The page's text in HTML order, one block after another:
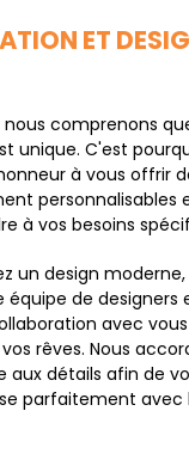
ET
nous comprenons
unique. C'est
à vous offrir
personnalisables
à vos besoins
un design
de designers
avec
rêves. Nous
détails afin de
parfaitement avec